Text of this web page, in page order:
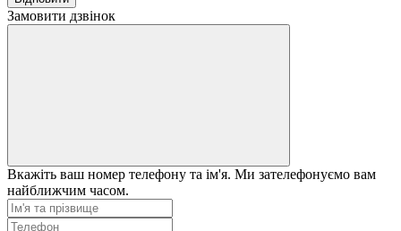
Замовити дзвінок
Вкажіть ваш номер телефону та ім'я. Ми зателефонуємо вам
найближчим часом.